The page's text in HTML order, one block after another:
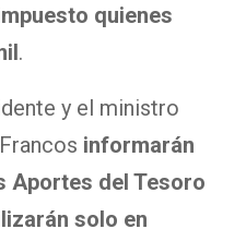
quienes
.
y el ministro
informarán
Aportes del Tesoro
solo en